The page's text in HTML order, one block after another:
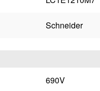
Schneider
690V